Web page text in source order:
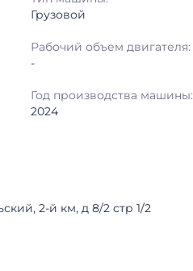
Грузовой
Рабочий объем двигателя:
-
Год производства машины:
2024
2-й км, д 8/2 стр 1/2